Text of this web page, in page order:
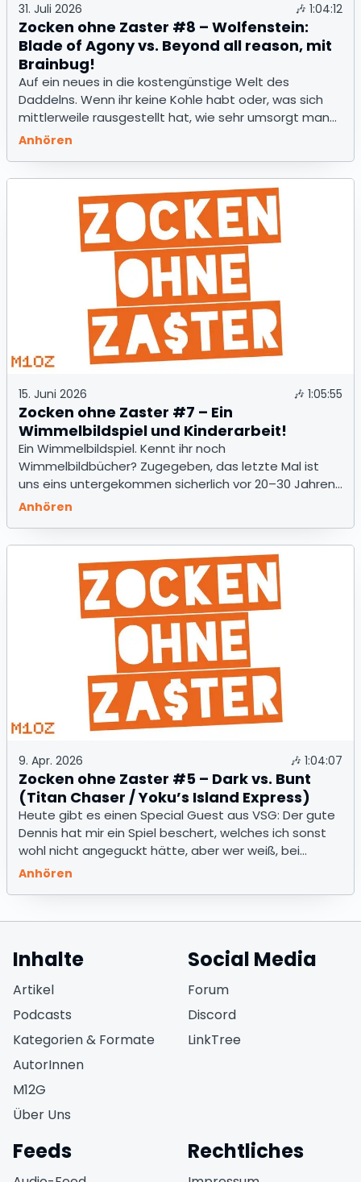
31. Juli 2026 🎶 1:04:12
Zocken ohne Zaster #8 – Wolfenstein:
Blade of Agony vs. Beyond all reason, mit
Brainbug!
Auf ein neues in die kostengünstige Welt des
Daddelns. Wenn ihr keine Kohle habt oder, was sich
mittlerweile rausgestellt hat, wie sehr umsorgt man
wird, ohne viel Geld ausgeben zu müssen. Vor allem
Anhören
15. Juni 2026 🎶 1:05:55
Zocken ohne Zaster #7 – Ein
Wimmelbildspiel und Kinderarbeit!
Ein Wimmelbildspiel. Kennt ihr noch
Wimmelbildbücher? Zugegeben, das letzte Mal ist
uns eins untergekommen sicherlich vor 20–30 Jahren.
Und trotzdem hat sich bis heute eine treue
Anhören
9. Apr. 2026 🎶 1:04:07
Zocken ohne Zaster #5 – Dark vs. Bunt
(Titan Chaser / Yoku’s Island Express)
Heute gibt es einen Special Guest aus VSG: Der gute
Dennis hat mir ein Spiel beschert, welches ich sonst
wohl nicht angeguckt hätte, aber wer weiß, bei
diesem Preis?
Anhören
Inhalte
Artikel
Podcasts
Kategorien & Formate
AutorInnen
M12G
Über Uns
Social Media
Forum(öffnet in neuem
Discord(öffnet in neuem
LinkTree(öffnet in neuem
Feeds Rechtliches